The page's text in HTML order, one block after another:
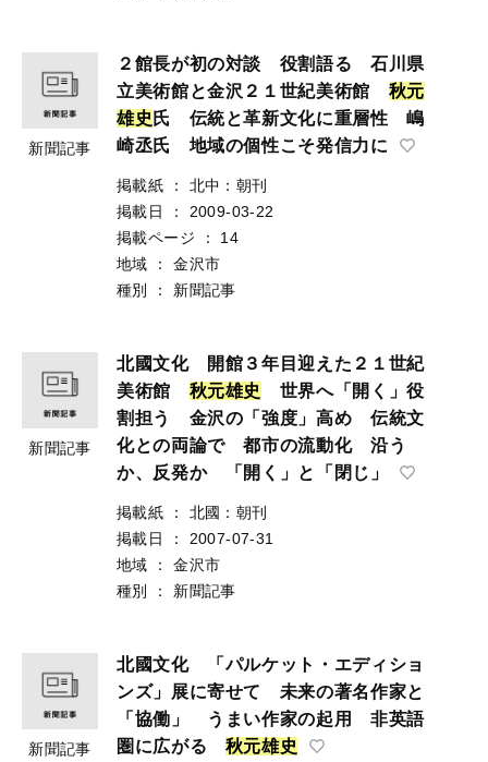
新聞記事
２館長が初の対談 役割語る 石川県
立美術館と金沢２１世紀美術館 秋元
雄史 氏 伝統と革新文化に重層性 嶋
崎丞氏 地域の個性こそ発信力に
掲載紙 ：
北中：朝刊
掲載日
：
2009-03-22
掲載ページ
：
14
地域
：
金沢市
種別
： 新聞記事
新聞記事
北國文化 開館３年目迎えた２１世紀
美術館 秋元雄史
世界へ「開く」役
割担う 金沢の「強度」高め 伝統文
化との両論で 都市の流動化 沿う
か、反発か 「開く」と「閉じ」
掲載紙 ：
北國：朝刊
掲載日
：
2007-07-31
地域
：
金沢市
種別
： 新聞記事
新聞記事
北國文化 「パルケット・エディショ
ンズ」展に寄せて 未来の著名作家と
「協働」 うまい作家の起用 非英語
圏に広がる 秋元雄史